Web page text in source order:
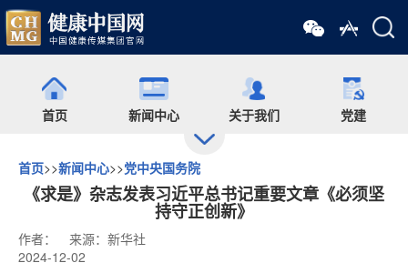
首页 新闻中心 关于我们 党建
出版 食药网 培训 会展
药师在线 舆情
首页>>新闻中心>>党中央国务院
《求是》杂志发表习近平总书记重要文章《必须坚
持守正创新》
作者：
来源：新华社
2024-12-02